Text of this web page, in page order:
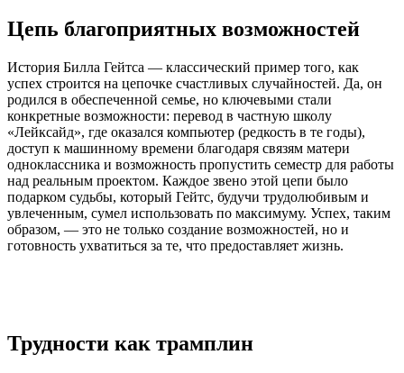
Цепь благоприятных возможностей
История Билла Гейтса — классический пример того, как
успех строится на цепочке счастливых случайностей. Да, он
родился в обеспеченной семье, но ключевыми стали
конкретные возможности: перевод в частную школу
«Лейксайд», где оказался компьютер (редкость в те годы),
доступ к машинному времени благодаря связям матери
одноклассника и возможность пропустить семестр для работы
над реальным проектом. Каждое звено этой цепи было
подарком судьбы, который Гейтс, будучи трудолюбивым и
увлеченным, сумел использовать по максимуму. Успех, таким
образом, — это не только создание возможностей, но и
готовность ухватиться за те, что предоставляет жизнь.
Трудности как трамплин